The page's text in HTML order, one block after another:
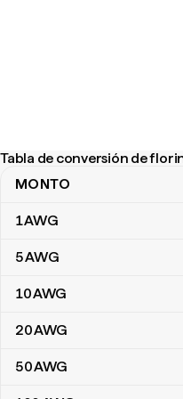
Tabla de conversión de
Tabla de conversión de
MONTO
1AWG
5AWG
10AWG
20AWG
50AWG